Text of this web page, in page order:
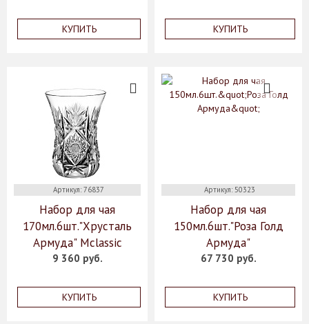
КУПИТЬ КУПИТЬ
Артикул: 76837
Набор для чая
170мл.6шт."Хрусталь
Армуда" Mclassic
9 360 руб.
КУПИТЬ
Артикул: 50323
Набор для чая
150мл.6шт."Роза Голд
Армуда"
67 730 руб.
КУПИТЬ